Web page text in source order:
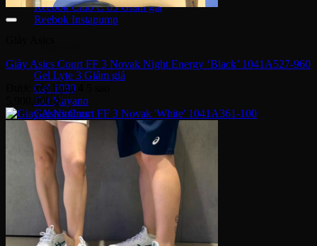
Reebok Club C 85
Reebok Instapump
Gel Lyte 3
Gel 1090
Gel Kayano
Gel Nimbus
New Balance
NB 574
NB 530
NB 1906R
NB 2002R
Giày Converse
Giày Asics Court FF 3 Novak Night Energy ‘Black’ 1041A527-960
Được xếp hạng
5,900,000₫